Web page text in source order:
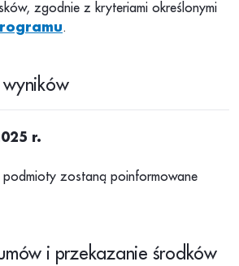
zgodnie z kryteriami określonymi
.
wyników
r.
podmioty zostaną poinformowane
i przekazanie środków